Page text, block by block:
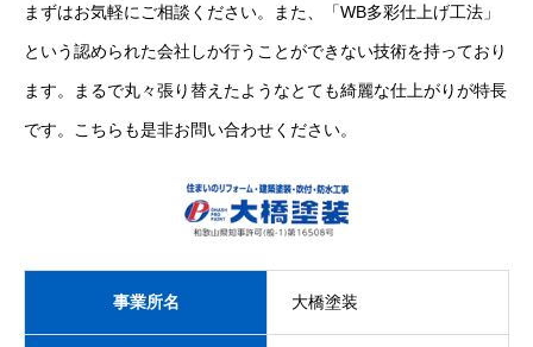
まずはお気軽にご相談ください。また、「WB多彩仕上げ工法」
という認められた会社しか行うことができない技術を持っており
ます。まるで丸々張り替えたようなとても綺麗な仕上がりが特長
です。こちらも是非お問い合わせください。
事業所名 大橋塗装